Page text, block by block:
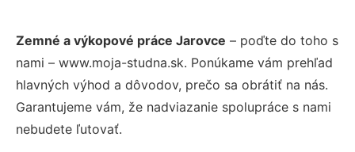
Zemné a výkopové práce Jarovce – poďte do toho s
nami – www.moja-studna.sk. Ponúkame vám prehľad
hlavných výhod a dôvodov, prečo sa obrátiť na nás.
Garantujeme vám, že nadviazanie spolupráce s nami
nebudete ľutovať.